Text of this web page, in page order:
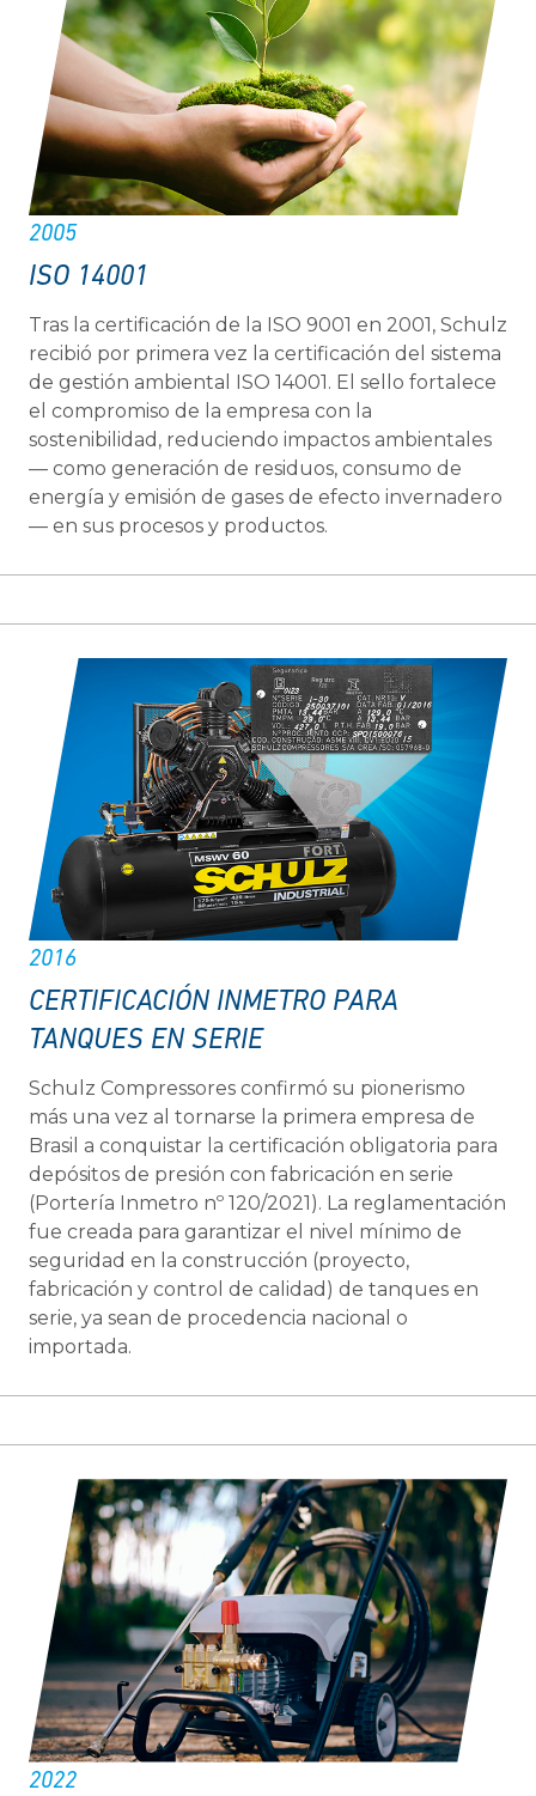
2005
ISO 14001
Tras la certificación de la ISO 9001 en 2001, Schulz
recibió por primera vez la certificación del sistema
de gestión ambiental ISO 14001. El sello fortalece
el compromiso de la empresa con la
sostenibilidad, reduciendo impactos ambientales
— como generación de residuos, consumo de
energía y emisión de gases de efecto invernadero
— en sus procesos y productos.
2016
CERTIFICACIÓN INMETRO PARA
TANQUES EN SERIE
Schulz Compressores confirmó su pionerismo
más una vez al tornarse la primera empresa de
Brasil a conquistar la certificación obligatoria para
depósitos de presión con fabricación en serie
(Portería Inmetro nº 120/2021). La reglamentación
fue creada para garantizar el nivel mínimo de
seguridad en la construcción (proyecto,
fabricación y control de calidad) de tanques en
serie, ya sean de procedencia nacional o
importada.
2022